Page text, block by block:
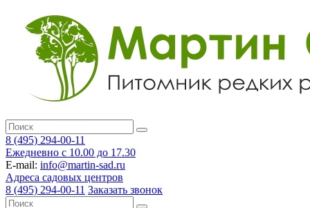
8 (495) 294-00-11
Ежедневно с 10.00 до 17.30
E-mail: info@martin-sad.ru
Адреса садовых центров
8 (495) 294-00-11 Заказать звонок